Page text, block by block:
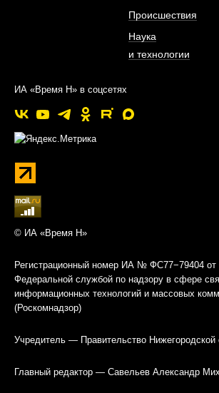
Происшествия
Наука
и технологии
ИА «Время Н» в соцсетях
© ИА «Время Н»
Регистрационный номер ИА № ФС77−79404 от
Федеральной службой по надзору в сфере
информационных технологий и массовых
(Роскомнадзор)
Учредитель — Правительство Нижегородской
Главный редактор — Савельев Александр